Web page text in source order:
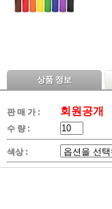
상품 정보
판 매 가 : 회원공개
수 량 :
색상 :